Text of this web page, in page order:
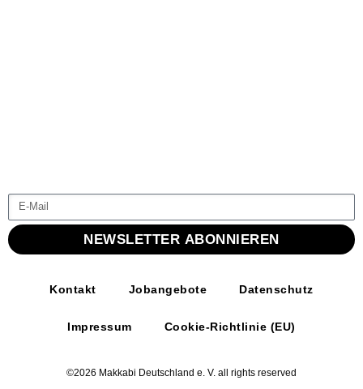
NEWSLETTER ABONNIEREN
©2026 Makkabi Deutschland e. V. all rights reserved
Kontakt Jobangebote Datenschutz
Impressum Cookie-Richtlinie (EU)